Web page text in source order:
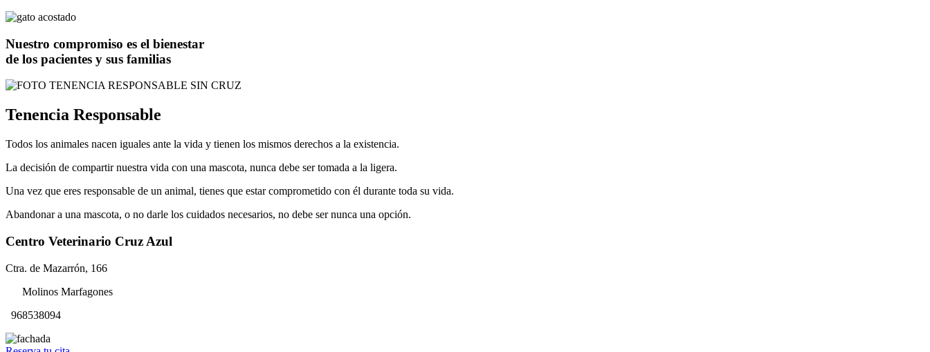
Nuestro compromiso es el bienestar
de los pacientes y sus familias
Tenencia Responsable
Todos los animales nacen iguales ante la vida y tienen los mismos derechos a la existencia.
La decisión de compartir nuestra vida con una mascota, nunca debe ser tomada a la ligera.
Una vez que eres responsable de un animal, tienes que estar comprometido con él durante toda su vida.
Abandonar a una mascota, o no darle los cuidados necesarios, no debe ser nunca una opción.
Centro Veterinario Cruz Azul
Ctra. de Mazarrón, 166
Molinos Marfagones
968538094